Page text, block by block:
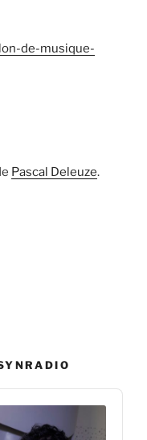
de-musique-
Pascal Deleuze.